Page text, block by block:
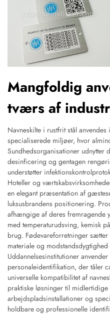
Mangfoldig
tværs af
Navneskilte i rustfrit stål
specialiserede miljøer, hvor
Sundhedsorganisationer udnytter
desinficering og gentagen
understøtter
Hoteller og
en elegant præsentation af
luksusbrandens positionering.
afhængige af deres fremragende
med temperaturudsving, kemisk
brug. Fødevareforretninger
materiale og
Uddannelsesinstitutioner
personaleidentifikation, der tåler
universelle kompatibilitet af
praktiske løsninger til
arbejdspladsinstallationer og
holdbare og professionelle